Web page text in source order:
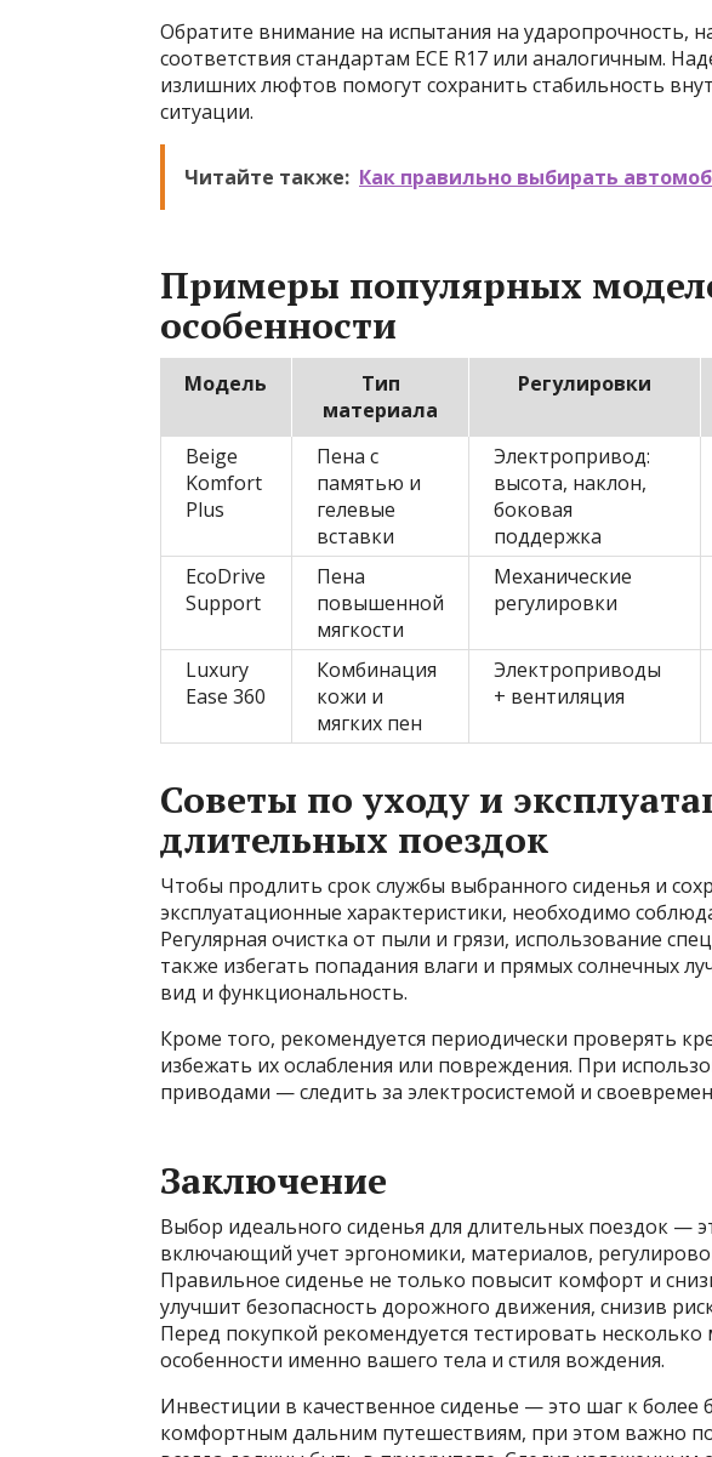
Обратите внимание на испытания на ударопрочность,
соответствия стандартам ECE R17 или аналогичным.
излишних люфтов помогут сохранить стабильность
ситуации.
Читайте также: Как правильно выбирать
Примеры популярных
особенности
Модель
Тип
материала
Регулировки
Beige
Komfort
Plus
Пена с
памятью и
гелевые
вставки
Электропривод:
высота, наклон,
боковая
поддержка
EcoDrive
Support
Пена
повышенной
мягкости
Механические
регулировки
Luxury
Ease 360
Комбинация
кожи и
мягких пен
Электроприводы
+ вентиляция
Советы по уходу и
длительных поездок
Чтобы продлить срок службы выбранного сиденья и
эксплуатационные характеристики, необходимо
Регулярная очистка от пыли и грязи, использование
также избегать попадания влаги и прямых солнечных
вид и функциональность.
Кроме того, рекомендуется периодически проверять
избежать их ослабления или повреждения. При
приводами — следить за электросистемой и
Заключение
Выбор идеального сиденья для длительных поездок —
включающий учет эргономики, материалов,
Правильное сиденье не только повысит комфорт и
улучшит безопасность дорожного движения, снизив
Перед покупкой рекомендуется тестировать
особенности именно вашего тела и стиля вождения.
Инвестиции в качественное сиденье — это шаг к
комфортным дальним путешествиям, при этом важно